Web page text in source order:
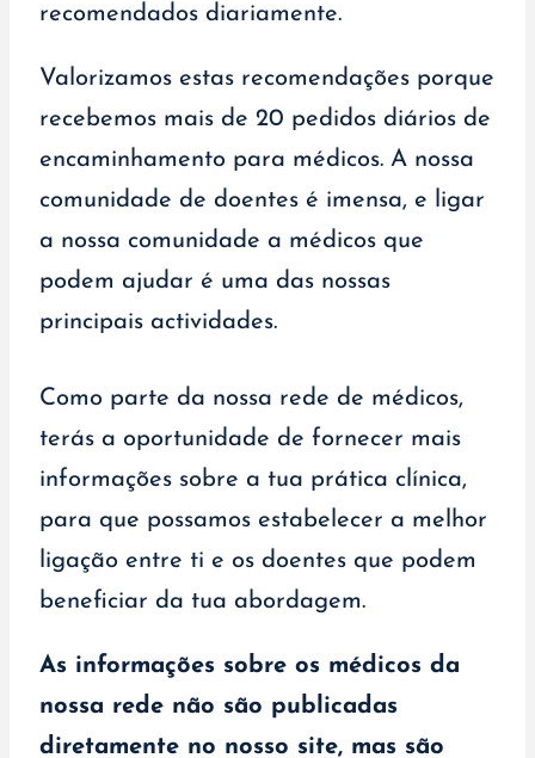
recomendados diariamente.
Valorizamos estas recomendações porque
recebemos mais de 20 pedidos diários de
encaminhamento para médicos. A nossa
comunidade de doentes é imensa, e ligar
a nossa comunidade a médicos que
podem ajudar é uma das nossas
principais actividades.
Como parte da nossa rede de médicos,
terás a oportunidade de fornecer mais
informações sobre a tua prática clínica,
para que possamos estabelecer a melhor
ligação entre ti e os doentes que podem
beneficiar da tua abordagem.
As informações sobre os médicos da
nossa rede não são publicadas
diretamente no nosso site, mas são